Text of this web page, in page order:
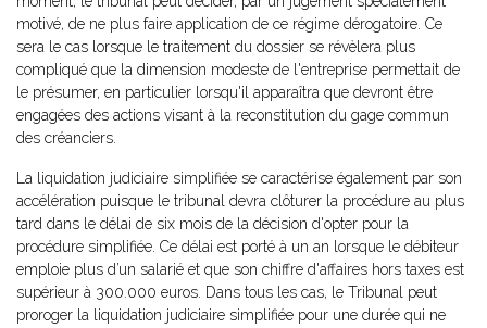
motivé, de ne plus faire application de ce régime dérogatoire. Ce
sera le cas lorsque le traitement du dossier se révèlera plus
compliqué que la dimension modeste de l'entreprise permettait de
le présumer, en particulier lorsqu'il apparaîtra que devront être
engagées des actions visant à la reconstitution du gage commun
des créanciers.
La liquidation judiciaire simplifiée se caractérise également par son
accélération puisque le tribunal devra clôturer la procédure au plus
tard dans le délai de six mois de la décision d'opter pour la
procédure simplifiée. Ce délai est porté à un an lorsque le débiteur
emploie plus d’un salarié et que son chiffre d'affaires hors taxes est
supérieur à 300.000 euros. Dans tous les cas, le Tribunal peut
proroger la liquidation judiciaire simplifiée pour une durée qui ne